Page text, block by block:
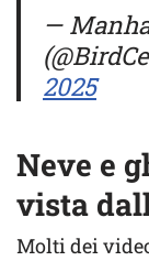
—
2025
Neve e
vista
Molti dei